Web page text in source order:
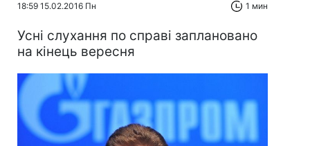
18:59 15.02.2016 Пн 1 мин
Усні слухання по справі заплановано
на кінець вересня